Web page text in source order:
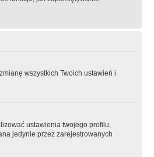
wszystkich Twoich ustawień i
ustawienia twojego profilu,
jedynie przez zarejestrowanych